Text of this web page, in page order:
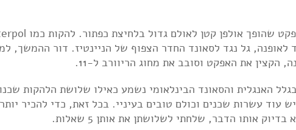
הקצין את האפקט וסובב את מחוג הריוורב ל-11.
האנגלית והסאונד הבינלאומי נשמע כאילו שלושת הלהקות
עוד עשרות שכנים וכולם טובים בעיניי. בכל זאת, כדי להכיר
אותו הדבר, שלחתי לשלושתן את אותן 5 שאלות.